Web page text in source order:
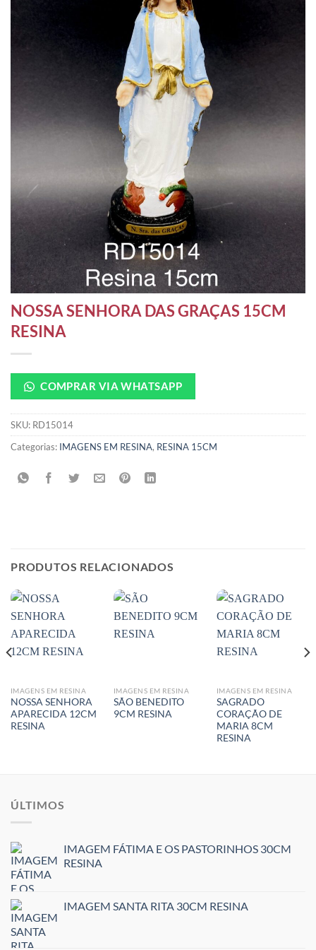
NOSSA SENHORA DAS GRAÇAS 15CM
RESINA
COMPRAR VIA WHATSAPP
SKU: RD15014
Categorias: IMAGENS EM RESINA, RESINA 15CM
PRODUTOS RELACIONADOS
IMAGENS EM RESINA
NOSSA SENHORA
APARECIDA 12CM
RESINA
IMAGENS EM RESINA
SÃO BENEDITO
9CM RESINA
IMAGENS EM RESINA
SAGRADO
CORAÇÃO DE
MARIA 8CM
RESINA
ÚLTIMOS
IMAGEM FÁTIMA E OS PASTORINHOS 30CM
RESINA
IMAGEM SANTA RITA 30CM RESINA